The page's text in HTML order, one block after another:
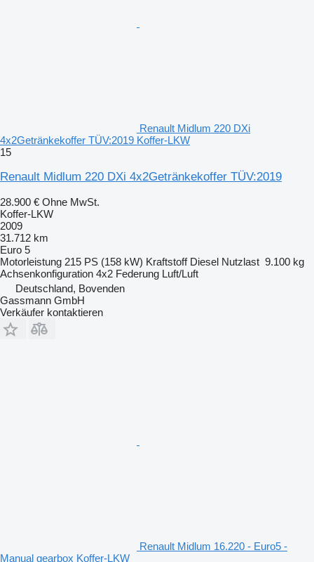
Renault Midlum 220 DXi
4x2Getränkekoffer TÜV:2019 Koffer-LKW
15
Renault Midlum 220 DXi 4x2Getränkekoffer TÜV:2019
28.900 € Ohne MwSt.
Koffer-LKW
2009
31.712 km
Euro 5
Motorleistung 215 PS (158 kW) Kraftstoff Diesel Nutzlast 9.100 kg
Achsenkonfiguration 4x2 Federung Luft/Luft
Deutschland, Bovenden
Gassmann GmbH
Verkäufer kontaktieren
Renault Midlum 16.220 - Euro5 -
Manual gearbox Koffer-LKW